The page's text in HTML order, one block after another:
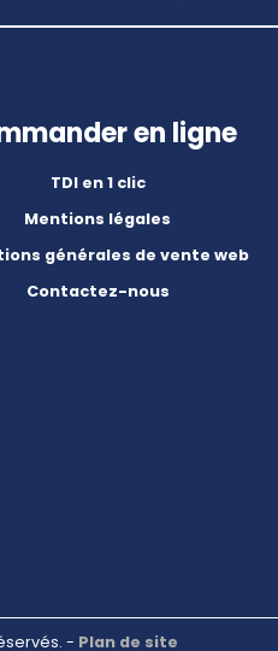
en ligne
TDI en 1 clic
Mentions légales
générales de vente web
Contactez-nous
- Plan de site